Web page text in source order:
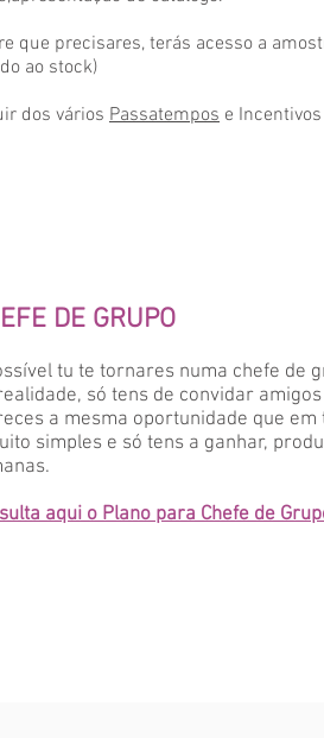
que precisares, terás acesso a
ao stock)
dos vários Passatempos e
DE GRUPO
tu te tornares numa chefe de
só tens de convidar
a mesma oportunidade que
simples e só tens a ganhar,
aqui o Plano para Chefe de